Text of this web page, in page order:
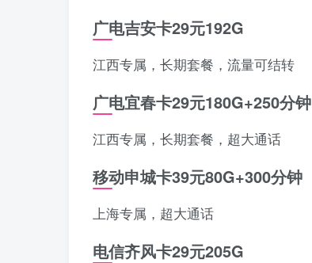
广电吉安卡29元192G
江西专属，长期套餐，流量可结转
广电宜春卡29元180G+250分钟
江西专属，长期套餐，超大通话
移动申城卡39元80G+300分钟
上海专属，超大通话
电信齐风卡29元205G